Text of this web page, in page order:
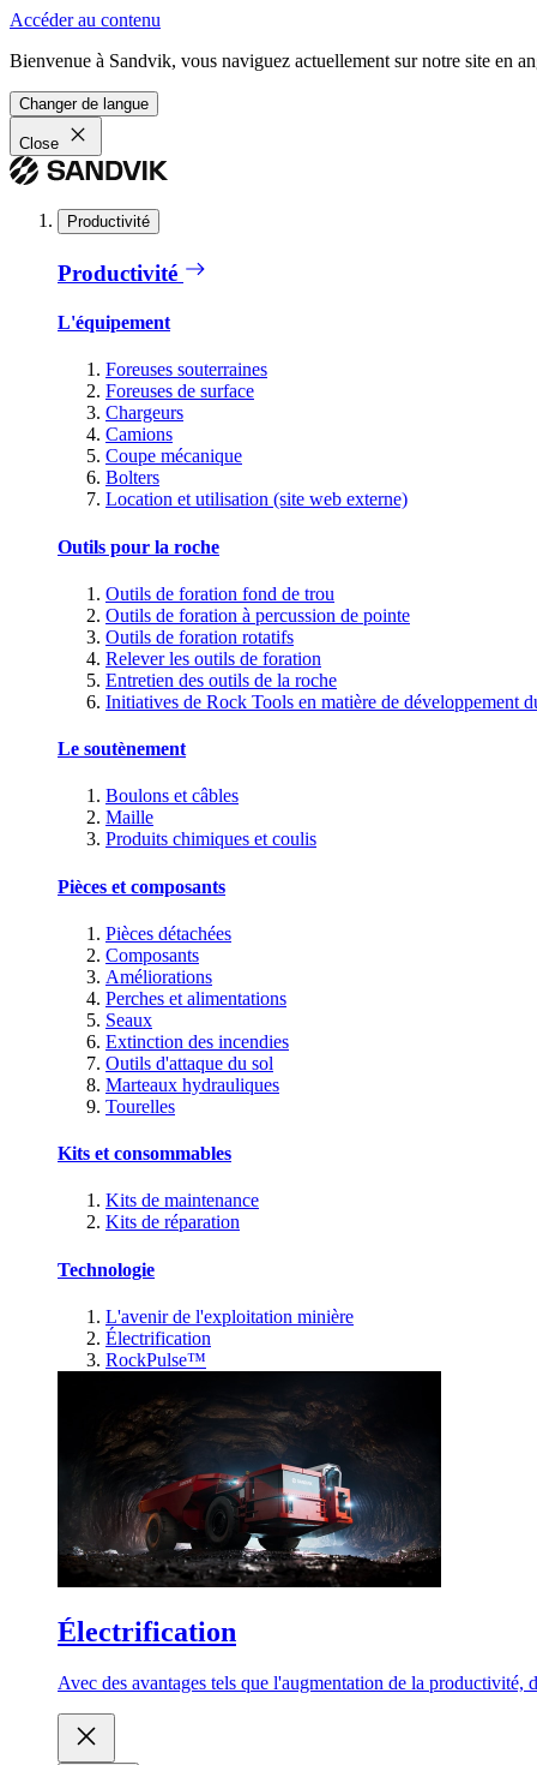
Accéder au contenu
Bienvenue à Sandvik, vous naviguez actuellement sur notre site en
Changer de langue
Close
Productivité
Productivité
L'équipement
Foreuses souterraines
Foreuses de surface
Chargeurs
Camions
Coupe mécanique
Bolters
Location et utilisation (site web externe)
Outils pour la roche
Outils de foration fond de trou
Outils de foration à percussion de pointe
Outils de foration rotatifs
Relever les outils de foration
Entretien des outils de la roche
Initiatives de Rock Tools en matière de développement
Le soutènement
Boulons et câbles
Maille
Produits chimiques et coulis
Pièces et composants
Pièces détachées
Composants
Améliorations
Perches et alimentations
Seaux
Extinction des incendies
Outils d'attaque du sol
Marteaux hydrauliques
Tourelles
Kits et consommables
Kits de maintenance
Kits de réparation
Technologie
L'avenir de l'exploitation minière
Électrification
RockPulse™
Électrification
Avec des avantages tels que l'augmentation de la